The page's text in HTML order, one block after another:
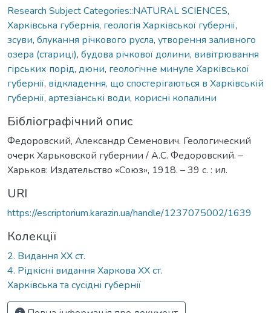
Research Subject Categories::NATURAL SCIENCES,
Харківська губернія, геологія Харківської губернії,
зсуви, блукання річкового русла, утворення заливного
озера (стариці), будова річкової долини, вивітрювання
гірських порід, дюни, геологічне минуле Харківської
губернії, відкладення, що спостерігаються в Харківській
губернії, артезіанські води, корисні копалини
Бібліографічний опис
Федоровский, Александр Семенович. Геологический
очерк Харьковской губернии / А.С. Федоровский. –
Харьков: Издательство «Союз», 1918. – 39 с. : ил.
URI
https://escriptorium.karazin.ua/handle/1237075002/1639
Колекції
2. Видання ХХ ст.
4. Рідкісні видання Харкова ХХ ст.
Харківська та сусідні губернії